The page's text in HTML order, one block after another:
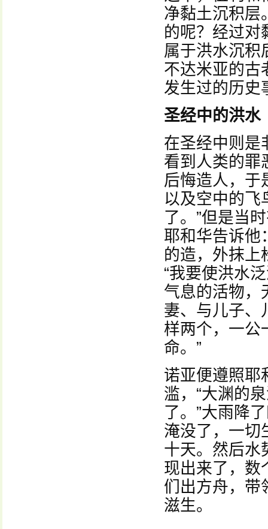
净黏土沉积层
的呢？经过对
属于洪水沉积
不达米亚的古
发生过的历史
圣经中的洪水
在圣经中则是
看到人类的罪
后悔造人，于
以及空中的飞
了。”但是当
耶和华告诉他
的造，外抹上
“我要使洪水
气息的活物，
妻、与儿子、
样两个，一公
命。”
诺亚便遵照耶
滥，“大渊的
了。”大雨降
淹没了，一切
十天。然后水
现出来了，数
们出方舟，带
滋生。